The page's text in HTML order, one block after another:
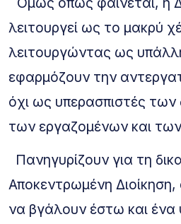
λειτουργεί ως το μακρύ
λειτουργώντας ως
εφαρμόζουν την
όχι ως υπερασπιστές των
των εργαζομένων και
Πανηγυρίζουν για τη
Αποκεντρωμένη
να βγάλουν έστω και ένα